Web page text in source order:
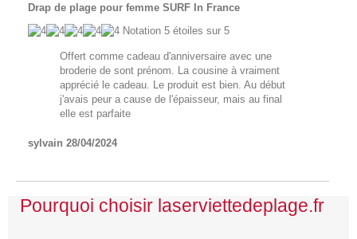
Drap de plage pour femme SURF In France
Notation 5 étoiles sur 5
Offert comme cadeau d'anniversaire avec une
broderie de sont prénom. La cousine à vraiment
apprécié le cadeau. Le produit est bien. Au début
j'avais peur a cause de l'épaisseur, mais au final
elle est parfaite
sylvain 28/04/2024
Pourquoi choisir laserviettedeplage.fr